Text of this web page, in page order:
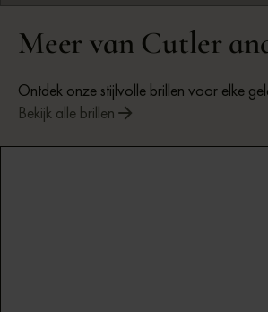
Meer van Cutler
Ontdek onze stijlvolle brillen voor elke
Bekijk alle brillen